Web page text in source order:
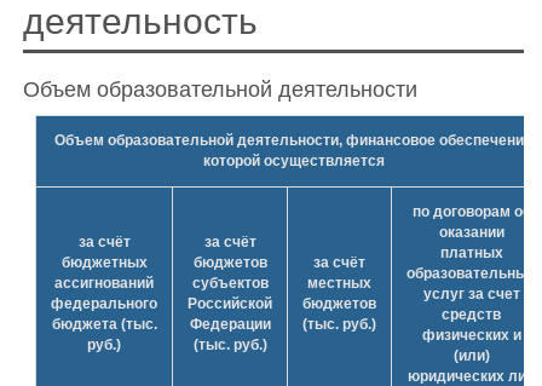
деятельность
Объем образовательной деятельности
Объем образовательной деятельности, финансовое обеспечение
которой осуществляется
за счёт
бюджетных
ассигнований
федерального
бюджета (тыс.
руб.)
за счёт
бюджетов
субъектов
Российской
Федерации
(тыс. руб.)
за счёт
местных
бюджетов
(тыс. руб.)
по договорам об
оказании
платных
образовательных
услуг за счет
средств
физических и
(или)
юридических лиц